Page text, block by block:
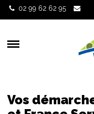
Gestion des traceurs
02 99 62 62 95
Vos